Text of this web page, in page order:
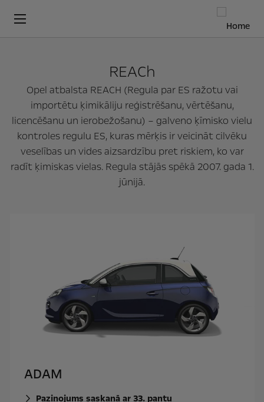
REACh
Opel atbalsta REACH (Regula par ES ražotu vai
importētu ķimikāliju reģistrēšanu, vērtēšanu,
licencēšanu un ierobežošanu) – galveno ķīmisko vielu
kontroles regulu ES, kuras mērķis ir veicināt cilvēku
veselības un vides aizsardzību pret riskiem, ko var
radīt ķimiskas vielas. Regula stājās spēkā 2007. gada 1.
jūnijā.
ADAM
Paziņojums saskaņā ar 33. pantu